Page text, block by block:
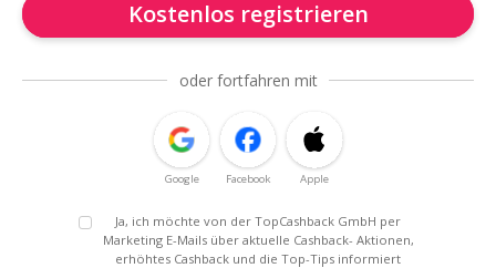
Kostenlos registrieren
oder fortfahren mit
Google Facebook Apple
Ja, ich möchte von der TopCashback GmbH per
Marketing E-Mails über aktuelle Cashback- Aktionen,
erhöhtes Cashback und die Top-Tips informiert